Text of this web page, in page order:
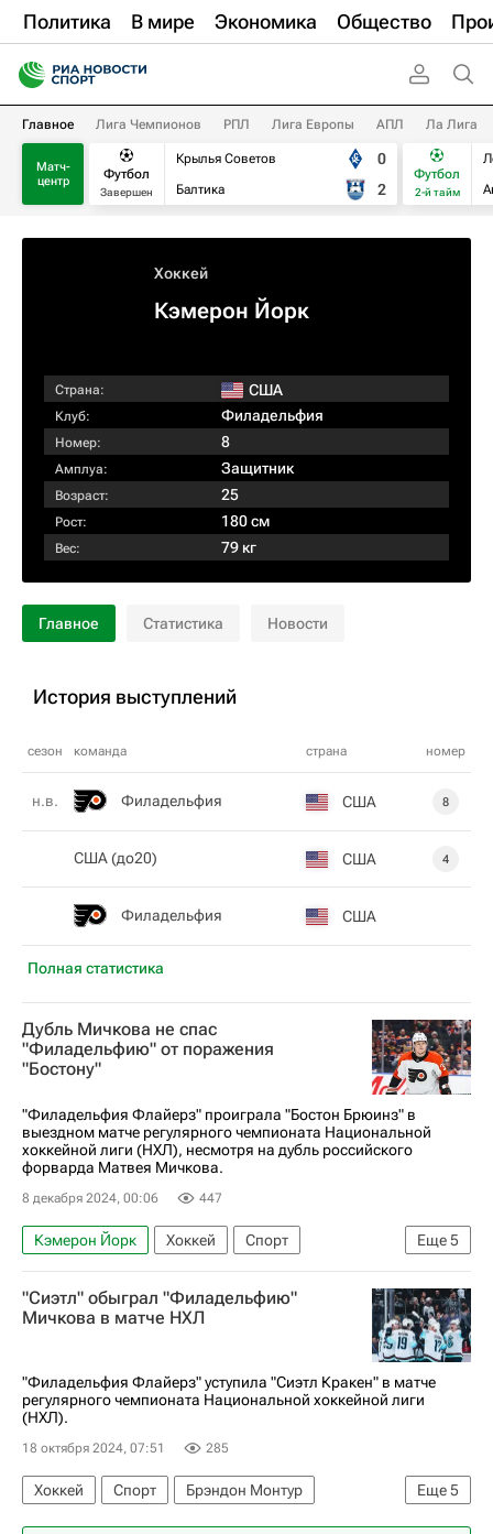
Политика В мире Экономика Общество
Главное Лига Чемпионов РПЛ Лига Европы АПЛ Ла Лига
Матч-
центр
Футбол
Завершен
Крылья Советов
Балтика
0
2
Футбол
2-й тайм
Хоккей
Кэмерон Йорк
Страна: США
Клуб: Филадельфия
Номер: 8
Амплуа: Защитник
Возраст: 25
Рост: 180 см
Вес: 79 кг
Главное Статистика Новости
История выступлений
сезон команда страна номер
Полная статистика
н.в. Филадельфия США 8
США (до20) США 4
Филадельфия США
Дубль Мичкова не спас
"Филадельфию" от поражения
"Бостону"
"Филадельфия Флайерз" проиграла "Бостон Брюинз" в
выездном матче регулярного чемпионата Национальной
хоккейной лиги (НХЛ), несмотря на дубль российского
форварда Матвея Мичкова.
8 декабря 2024, 00:06 447
Еще5
Кэмерон Йорк Хоккей
Спорт
Трент Фредерик
Павел Заха
Бостон Брюинз
Филадельфия Флайерз
"Сиэтл" обыграл "Филадельфию"
Мичкова в матче НХЛ
"Филадельфия Флайерз" уступила "Сиэтл Кракен" в матче
регулярного чемпионата Национальной хоккейной лиги
(НХЛ).
18 октября 2024, 07:51 285
Еще5
Хоккей Спорт
Брэндон Монтур
Джаред Макканн
Джордан Эберле